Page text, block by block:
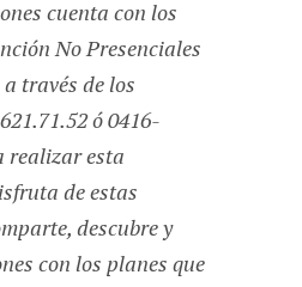
No Presenciales
través de los
ó 0416-
realizar esta
de estas
descubre y
con los planes que